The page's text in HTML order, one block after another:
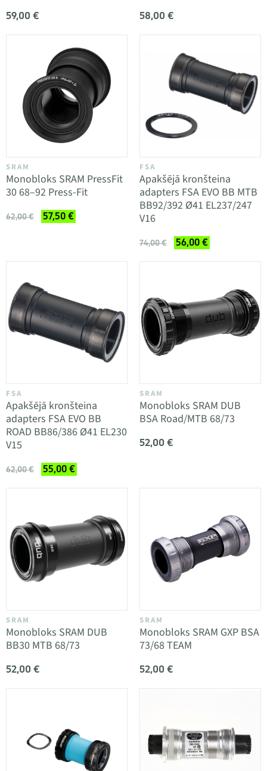
59,00 € 58,00 €
SRAM
Monobloks SRAM PressFit
30 68–92 Press-Fit
62,00 € 57,50 €
FSA
Apakšējā kronšteina
adapters FSA EVO BB MTB
BB92/392 Ø41 EL237/247
V16
74,00 € 56,00 €
FSA
Apakšējā kronšteina
adapters FSA EVO BB
ROAD BB86/386 Ø41 EL230
V15
62,00 € 55,00 €
SRAM
Monobloks SRAM DUB
BSA Road/MTB 68/73
52,00 €
SRAM
Monobloks SRAM DUB
BB30 MTB 68/73
52,00 €
SRAM
Monobloks SRAM GXP BSA
73/68 TEAM
52,00 €